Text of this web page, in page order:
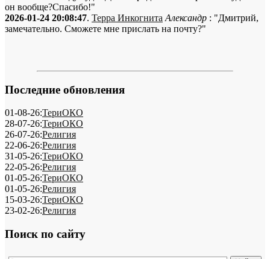
он вообще?Спасибо!"
2026-01-24 20:08:47. Терра Инкогнита Александр : "Дмитрий,
замечательно. Сможете мне прислать на почту?"
Последние обновления
01-08-26:ТериОКО
28-07-26:ТериОКО
26-07-26:Религия
22-06-26:Религия
31-05-26:ТериОКО
22-05-26:Религия
01-05-26:ТериОКО
01-05-26:Религия
15-03-26:ТериОКО
23-02-26:Религия
Поиск по сайту